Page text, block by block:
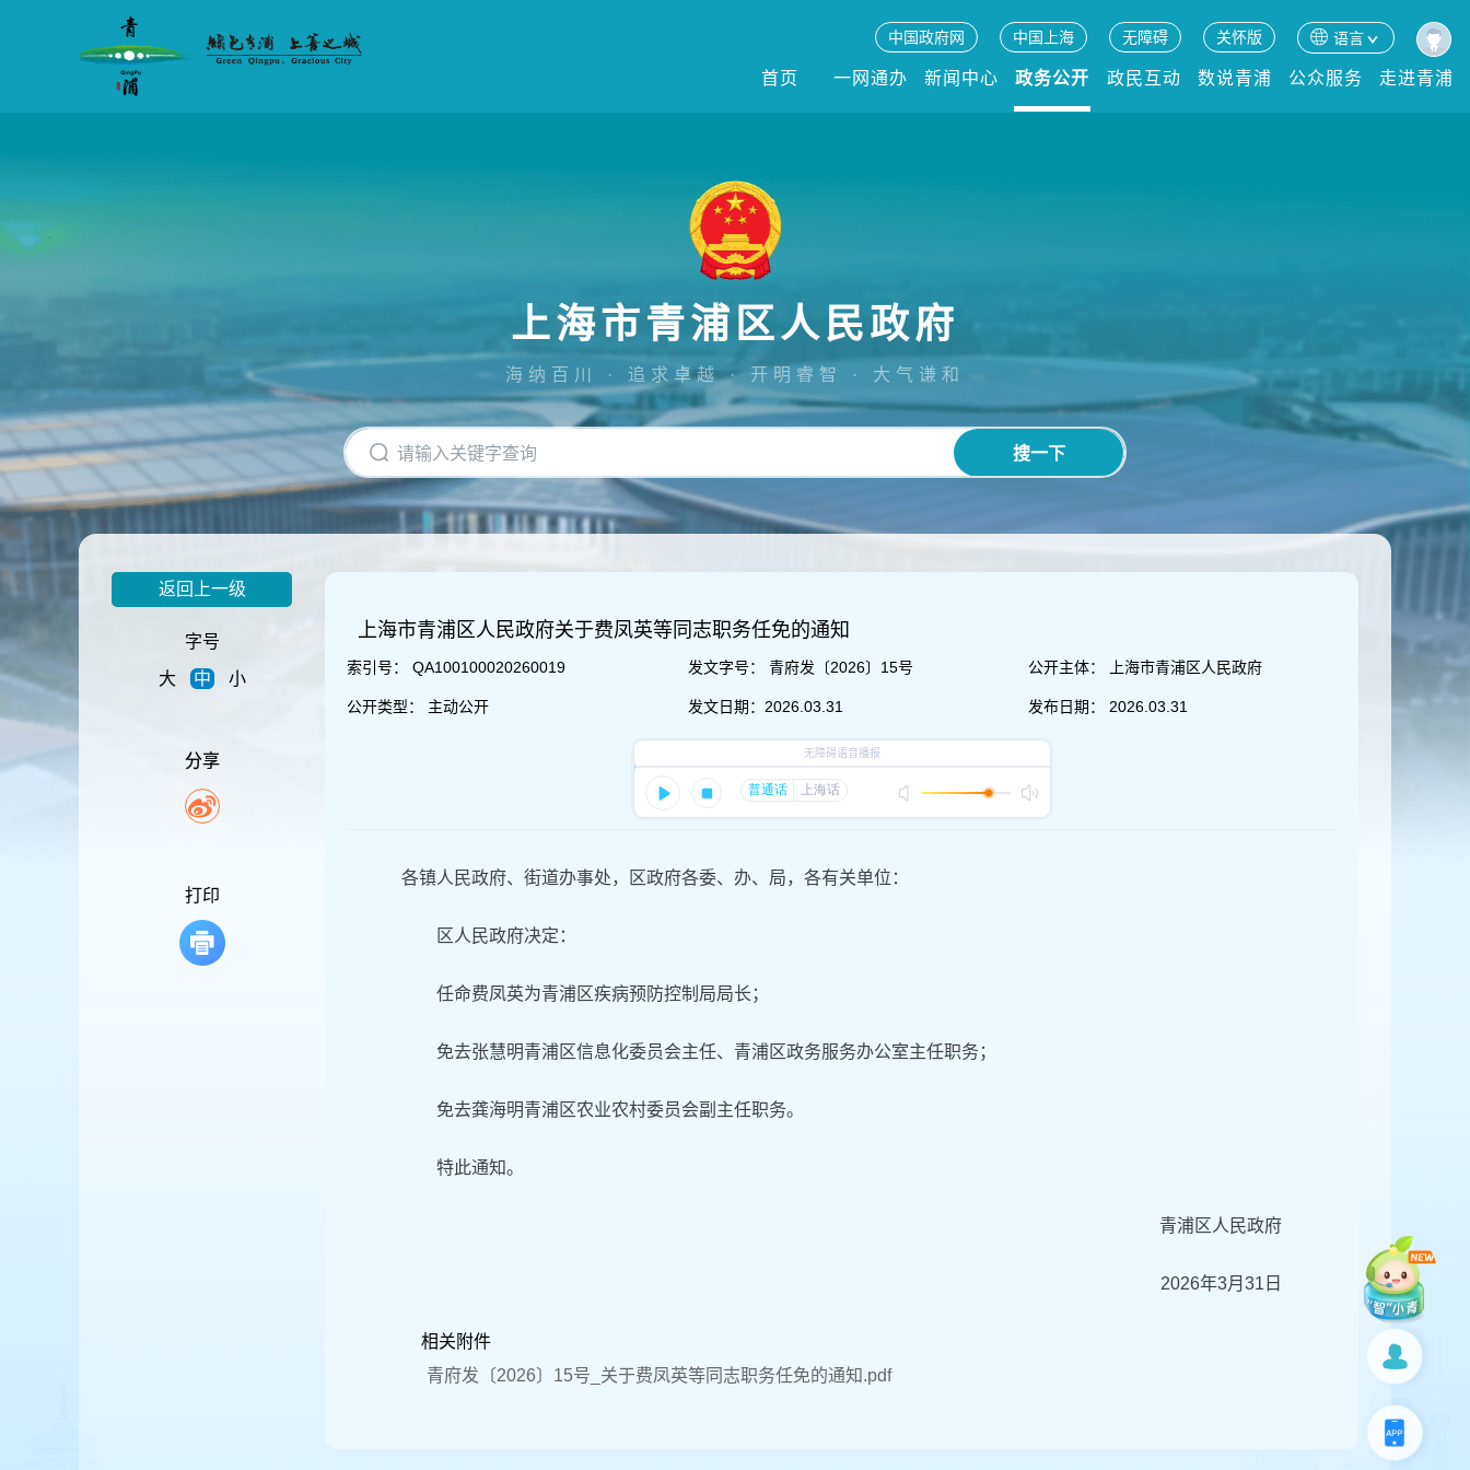
网
主
要
内
容
区
域
中国政府网 中国上海 无障碍 关怀版 语言
首页 一网通办 新闻中心 政务公开 政民互动 数说青浦 公众服务 走进青浦
上海市青浦区人民政府
海纳百川 · 追求卓越 · 开明睿智 · 大气谦和
搜一下
返回上一级
字号
大
中 小
分享
打印
上海市青浦区人民政府关于费凤英等同志职务任免的通知
索引号： QA100100020260019
公开类型： 主动公开
发文字号： 青府发〔2026〕15号
发文日期： 2026.03.31
公开主体： 上海市青浦区人民政府
发布日期： 2026.03.31
各镇人民政府、街道办事处，区政府各委、办、局，各有关单位：
区人民政府决定：
任命费凤英为青浦区疾病预防控制局局长；
免去张慧明青浦区信息化委员会主任、青浦区政务服务办公室主任职务；
免去龚海明青浦区农业农村委员会副主任职务。
特此通知。
青浦区人民政府
2026年3月31日
相关附件
青府发〔2026〕15号_关于费凤英等同志职务任免的通知.pdf